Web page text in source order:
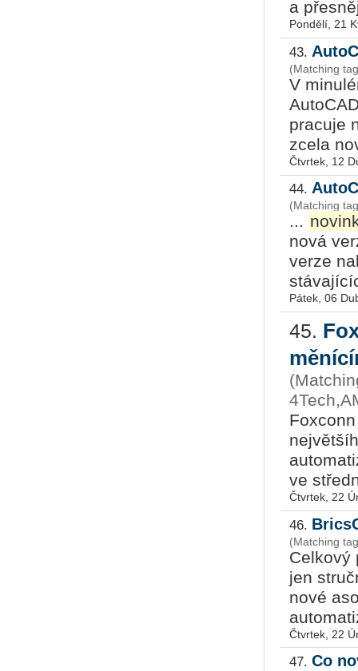
a
Pondělí, 21
43.
(Matching
V
pracuje
zcela
Čtvrtek, 12
44.
(Matching
...
nová
verze
Pátek, 06
45.
ve
Čtvrtek, 22
46.
(Matching
Celkový
jen
nové
Čtvrtek, 22
47. Co